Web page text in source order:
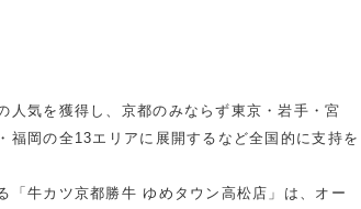
人気を獲得し、京都のみならず東京・岩手・宮
福岡の全13エリアに展開するなど全国的に支持を
「牛カツ京都勝牛 ゆめタウン高松店」は、オー